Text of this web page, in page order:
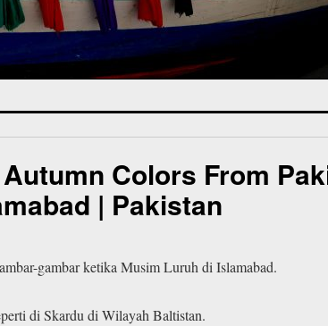
Colors From
| Pakistan
gambar ketika Musim Luruh di Islamabad.
di Skardu di Wilayah Baltistan.